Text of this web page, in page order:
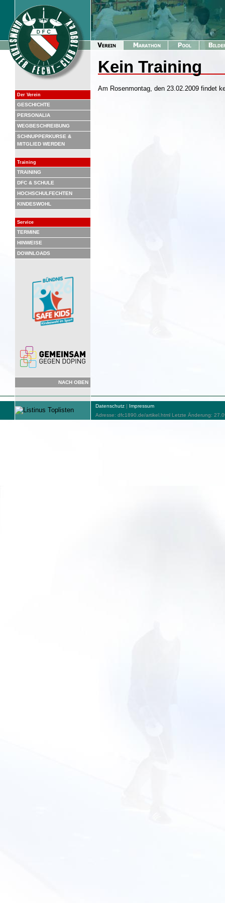
Der Verein
GESCHICHTE
PERSONALIA
WEGBESCHREIBUNG
SCHNUPPERKURSE &
MITGLIED WERDEN
Training
TRAINING
DFC & SCHULE
HOCHSCHULFECHTEN
KINDESWOHL
Service
TERMINE
HINWEISE
DOWNLOADS
Kein Training
Am Rosenmontag, den 23.02.2009 findet
NACH OBEN
Datenschutz | Impressum
Adresse: dfc1890.de/artikel.html Letzte Änderung: